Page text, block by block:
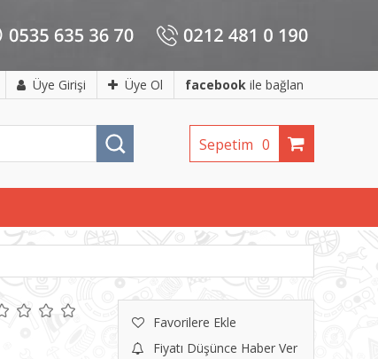
Üye Girişi Üye Ol facebook ile bağlan
Sepetim 0
Favorilere Ekle
Fiyatı Düşünce Haber Ver